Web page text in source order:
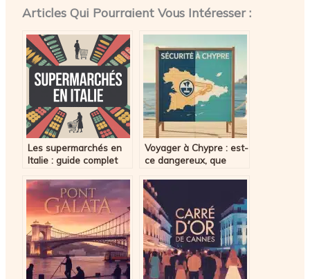
Articles Qui Pourraient Vous Intéresser :
Les supermarchés en
Italie : guide complet
courses
Voyager à Chypre : est-
ce dangereux, que
réellement et comment
circuler en toute
sérénité ?